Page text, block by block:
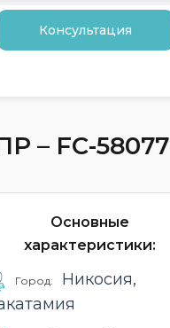
Консультация
FC-58077
Основные
характеристики:
Город:
Никосия,